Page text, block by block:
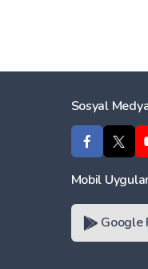
Sosyal
Mobil
Google